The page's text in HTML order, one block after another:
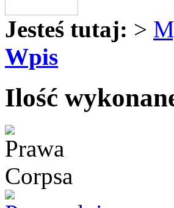
Jesteś tutaj: >
Wpis
Ilość